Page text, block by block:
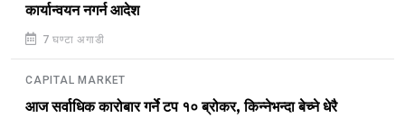
कार्यान्वयन नगर्न आदेश
7 घण्टा अगाडी
CAPITAL MARKET
आज सर्वाधिक कारोबार गर्ने टप १० ब्रोकर, किन्नेभन्दा बेच्ने धेरै